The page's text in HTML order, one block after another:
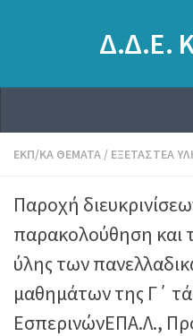
Δ.Δ.Ε.
ΕΚΠ/ΚΆ ΘΈΜΑΤΑ / ΕΞΕΤΑΣΤΈΑ
Παροχή
παρακολούθηση και
ύλης των
μαθημάτων της Γ΄
ΕσπερινώνΕΠΑ.Λ.,